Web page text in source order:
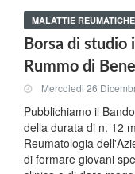
MALATTIE REUMATICHE
Borsa di studio
Rummo di
Mercoledi 26
Pubblichiamo il
della durata di n. 12
Reumatologia
di formare giovani